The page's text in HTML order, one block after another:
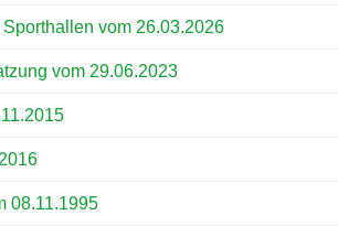
vom 26.03.2026
vom 29.06.2023
08.11.1995